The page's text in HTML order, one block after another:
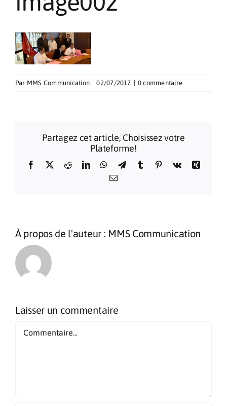
Contact
Par MMS Communication | 02/07/2017 | 0 commentaire
Partagez cet article, Choisissez votre
Plateforme!
Facebook
X RedditLinkedInWhatsApp
TelegramTumblr Pinterest
Vk
Xing
Email
À propos de l'auteur : MMS Communication
Laisser un commentaire
Commentaire